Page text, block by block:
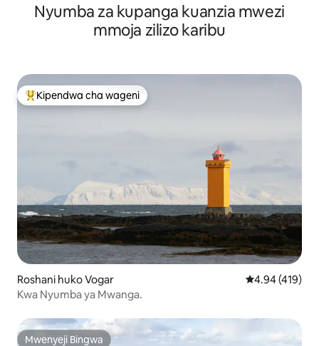
Nyumba za kupanga kuanzia mwezi
mmoja zilizo karibu
Kipendwa maarufu cha wageni
Kipendwa cha wageni
Roshani huko Vogar Ukadiriaji wa
4.94 (419)
Kwa Nyumba ya Mwanga.
Mwenyeji Bingwa